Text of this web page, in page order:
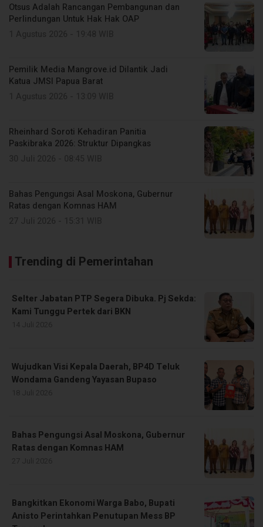
Otsus Adalah Rancangan Pembangunan dan
Perlindungan Untuk Hak Hak OAP
Pemilik Media Mangrove.id Dilantik Jadi
Katua JMSI Papua Barat
Rheinhard Soroti Kehadiran Panitia
Paskibraka 2026: Struktur Dipangkas
Bahas Pengungsi Asal Moskona, Gubernur
Ratas dengan Komnas HAM
Trending di Pemerintahan
Selter Jabatan PTP Segera Dibuka. Pj Sekda:
Kami Tunggu Pertek dari BKN
Wujudkan Visi Kepala Daerah, BP4D Teluk
Wondama Gandeng Yayasan Bupaso
Bahas Pengungsi Asal Moskona, Gubernur
Ratas dengan Komnas HAM
Bangkitkan Ekonomi Warga Babo, Bupati
Anisto Perintahkan Penutupan Mess BP